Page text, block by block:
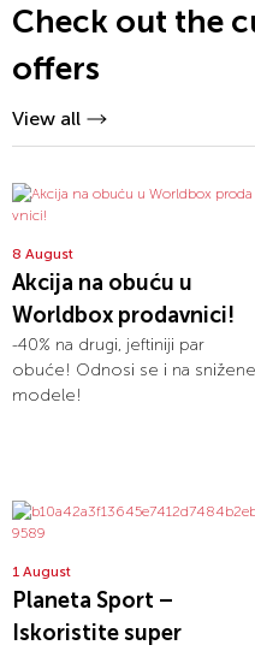
Check out the
offers
View all
8 August
Akcija na obuću u
Worldbox prodavnici!
-40% na drugi, jeftiniji par
obuće! Odnosi se i na snižene
modele!
1 August
Planeta Sport –
Iskoristite super